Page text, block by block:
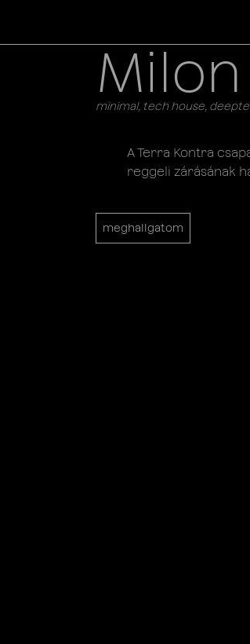
minimal, tech house,
A Terra Kontra
reggeli zárásának
meghallgatom